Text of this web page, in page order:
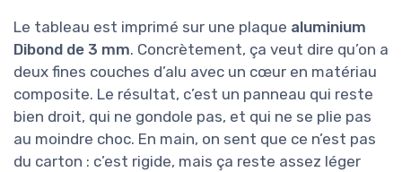
Le tableau est imprimé sur une plaque aluminium
Dibond de 3 mm. Concrètement, ça veut dire qu’on a
deux fines couches d’alu avec un cœur en matériau
composite. Le résultat, c’est un panneau qui reste
bien droit, qui ne gondole pas, et qui ne se plie pas
au moindre choc. En main, on sent que ce n’est pas
du carton : c’est rigide, mais ça reste assez léger